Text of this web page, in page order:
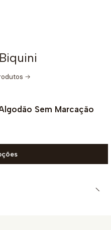
Sem Marcação